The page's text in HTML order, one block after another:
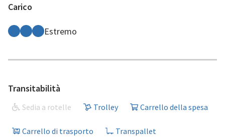
Carico
Estremo
Transitabilità
Sedia a rotelle Trolley Carrello della spesa
Carrello di trasporto Transpallet